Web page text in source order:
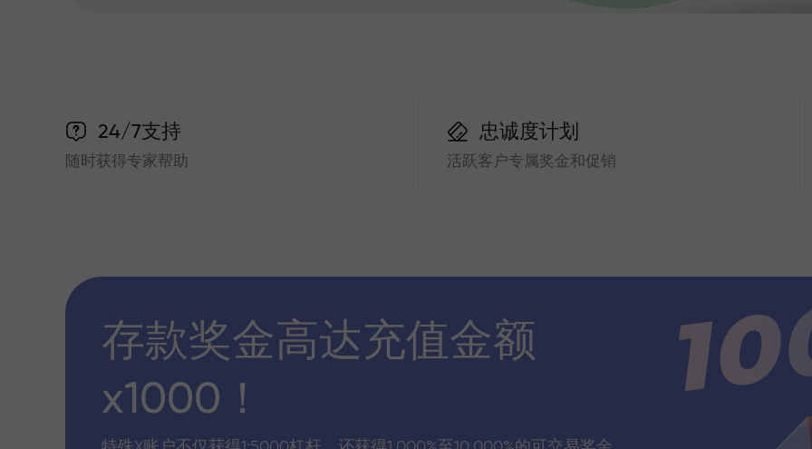
24/7支持
随时获得专家帮助
忠诚度计划
活跃客户专属奖金和促销
存款奖金高达充值金额
x1000！